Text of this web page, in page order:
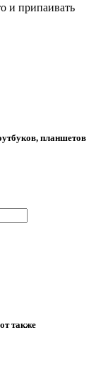
и припаивать
планшетов
также